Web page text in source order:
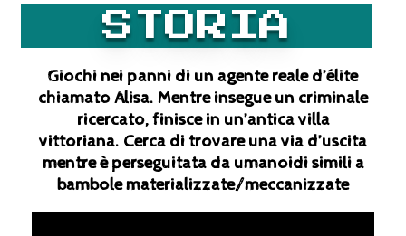
STORIA
Giochi nei panni di un agente reale d’élite
chiamato Alisa. Mentre insegue un criminale
ricercato, finisce in un’antica villa
vittoriana. Cerca di trovare una via d’uscita
mentre è perseguitata da umanoidi simili a
bambole materializzate/meccanizzate